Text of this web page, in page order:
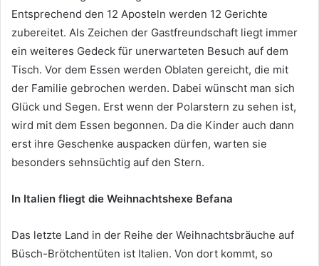
Entsprechend den 12 Aposteln werden 12 Gerichte
zubereitet. Als Zeichen der Gastfreundschaft liegt immer
ein weiteres Gedeck für unerwarteten Besuch auf dem
Tisch. Vor dem Essen werden Oblaten gereicht, die mit
der Familie gebrochen werden. Dabei wünscht man sich
Glück und Segen. Erst wenn der Polarstern zu sehen ist,
wird mit dem Essen begonnen. Da die Kinder auch dann
erst ihre Geschenke auspacken dürfen, warten sie
besonders sehnsüchtig auf den Stern.
In Italien fliegt die Weihnachtshexe Befana
Das letzte Land in der Reihe der Weihnachtsbräuche auf
Büsch-Brötchentüten ist Italien. Von dort kommt, so